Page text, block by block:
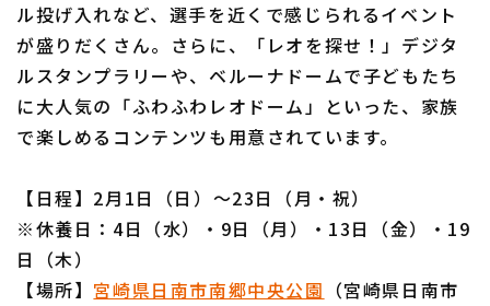
利用規約 プライバシーポリシー
運営会社（別ウィンドウで開く） よくある質問
ル投げ入れなど、選手を近くで感じられるイベント
が盛りだくさん。さらに、「レオを探せ！」デジタ
ルスタンプラリーや、ベルーナドームで子どもたち
に大人気の「ふわふわレオドーム」といった、家族
で楽しめるコンテンツも用意されています。
【日程】2月1日（日）～23日（月・祝）
※休養日：4日（水）・9日（月）・13日（金）・19
日（木）
【場所】 宮崎県日南市南郷中央公園 （宮崎県日南市